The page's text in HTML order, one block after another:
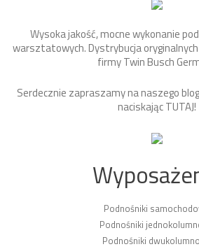
Wysoka jakość, mocne wykonanie
warsztatowych. Dystrybucja
firmy Twin Busch
Serdecznie zapraszamy na naszego
naciskającTUTAJ!
Podnośniki
Podnośniki
Podnośniki